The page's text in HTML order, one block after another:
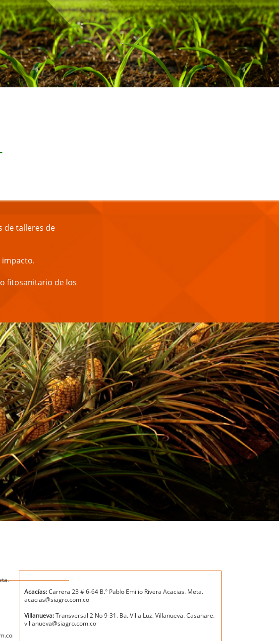
de talleres de
fitosanitario de los
Acacías:Carrera 23 # 6-64 B.° Pablo Emilio Rivera Acacias. Meta.
acacias@siagro.com.co
Villanueva:Transversal 2 No 9-31. Ba. Villa Luz. Villanueva. Casanare.
villanueva@siagro.com.co